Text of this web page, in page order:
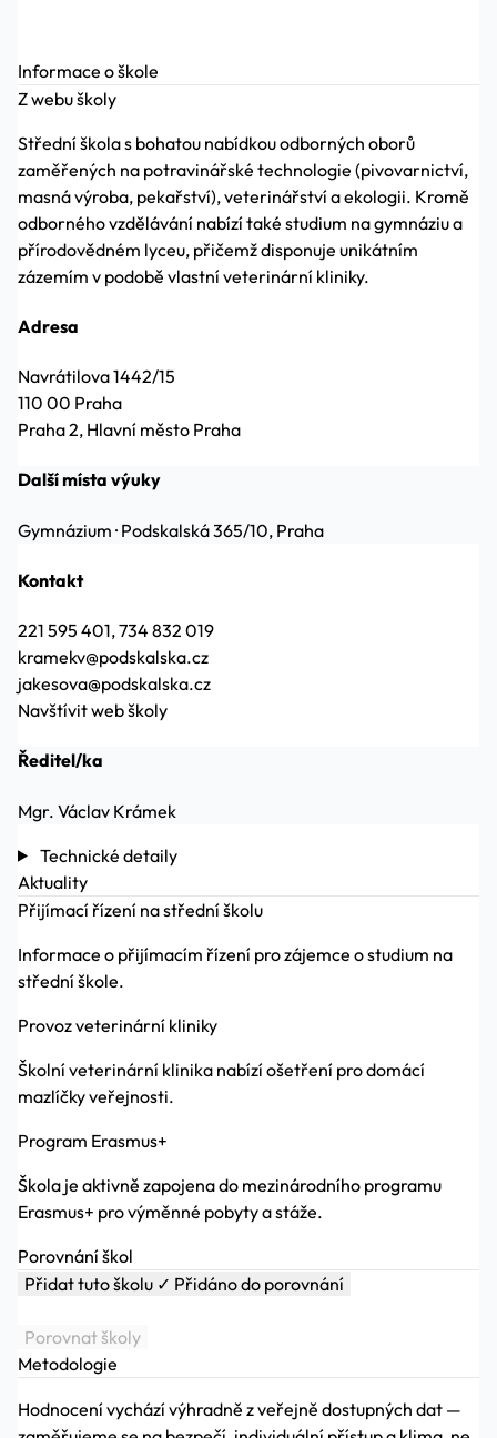
Informace o škole
Z webu školy
Střední škola s bohatou nabídkou odborných oborů
zaměřených na potravinářské technologie (pivovarnictví,
masná výroba, pekařství), veterinářství a ekologii. Kromě
odborného vzdělávání nabízí také studium na gymnáziu a
přírodovědném lyceu, přičemž disponuje unikátním
zázemím v podobě vlastní veterinární kliniky.
Adresa
Navrátilova 1442/15
110 00 Praha
Praha 2, Hlavní město Praha
Další místa výuky
Gymnázium · Podskalská 365/10, Praha
Kontakt
221 595 401, 734 832 019
kramekv@podskalska.cz
jakesova@podskalska.cz
Navštívit web školy
Ředitel/ka
Mgr. Václav Krámek
Technické detaily
Aktuality
Přijímací řízení na střední školu
Informace o přijímacím řízení pro zájemce o studium na
střední škole.
Provoz veterinární kliniky
Školní veterinární klinika nabízí ošetření pro domácí
mazlíčky veřejnosti.
Program Erasmus+
Škola je aktivně zapojena do mezinárodního programu
Erasmus+ pro výměnné pobyty a stáže.
Porovnání škol
Přidat tuto školu ✓ Přidáno do porovnání
Porovnat školy
Metodologie
Hodnocení vychází výhradně z veřejně dostupných dat —